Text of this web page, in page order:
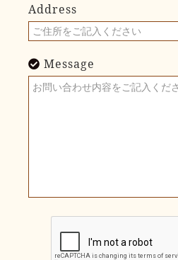
Address
Message